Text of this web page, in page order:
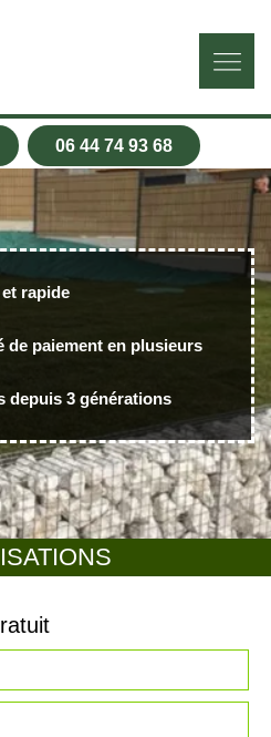
06 44 74 93 68
rapide
paiement en plusieurs
depuis 3 générations